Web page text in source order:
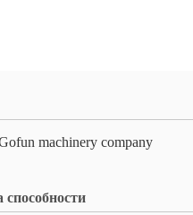
machinery company
способности